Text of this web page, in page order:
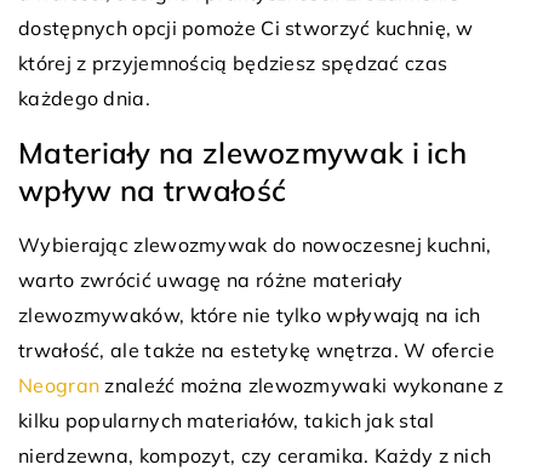
dostępnych opcji pomoże Ci stworzyć kuchnię, w
której z przyjemnością będziesz spędzać czas
każdego dnia.
Materiały na zlewozmywak i ich
wpływ na trwałość
Wybierając zlewozmywak do nowoczesnej kuchni,
warto zwrócić uwagę na różne materiały
zlewozmywaków, które nie tylko wpływają na ich
trwałość, ale także na estetykę wnętrza. W ofercie
Neogran znaleźć można zlewozmywaki wykonane z
kilku popularnych materiałów, takich jak stal
nierdzewna, kompozyt, czy ceramika. Każdy z nich